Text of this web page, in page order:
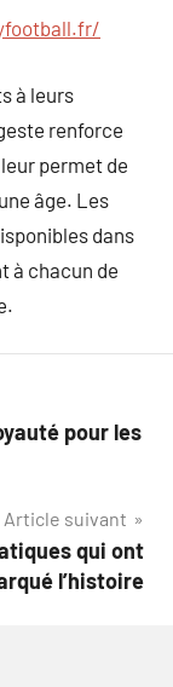
à leurs
renforce
permet de
âge. Les
dans
à chacun de
pour les
Article suivant
qui ont
l’histoire